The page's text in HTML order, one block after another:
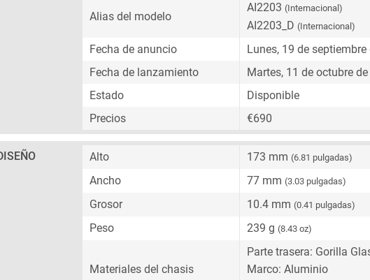
Alias del modelo
AI2203 (Internacional)
AI2203_D (Internacional)
Fecha de anuncio
Lunes, 19 de septiembre
Fecha de lanzamiento
Martes, 11 de octubre
Estado
Disponible
Precios
€690
Alto 173 mm (6.81 pulgadas)
Ancho 77 mm (3.03 pulgadas)
Grosor 10.4 mm (0.41 pulgadas)
Peso 239 g (8.43 oz)
Materiales del chasis
Parte trasera: Gorilla
Marco: Aluminio